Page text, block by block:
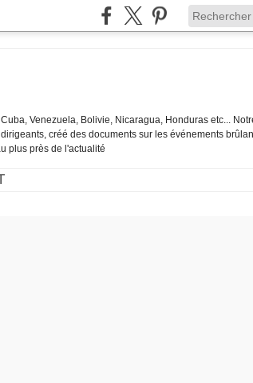
Venezuela, Bolivie, Nicaragua, Honduras etc...
créé des documents sur les événements
plus près de l'actualité